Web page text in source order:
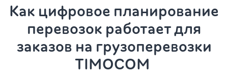
Как цифровое планирование
перевозок работает для
заказов на грузоперевозки
TIMOCOM